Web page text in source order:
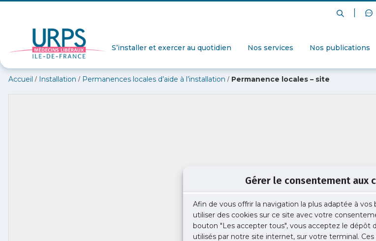
Gérer le consentement aux
Afin de vous offrir la navigation la plus adaptée à vos
utiliser des cookies sur ce site avec votre
bouton "Les accepter tous", vous acceptez le dépôt
utilisés par notre site internet, sur votre terminal.
S’installer et exercer au quotidien Nos services Nos publications
Accueil / Installation / Permanences locales d’aide à l’installation / Permanence locales – site